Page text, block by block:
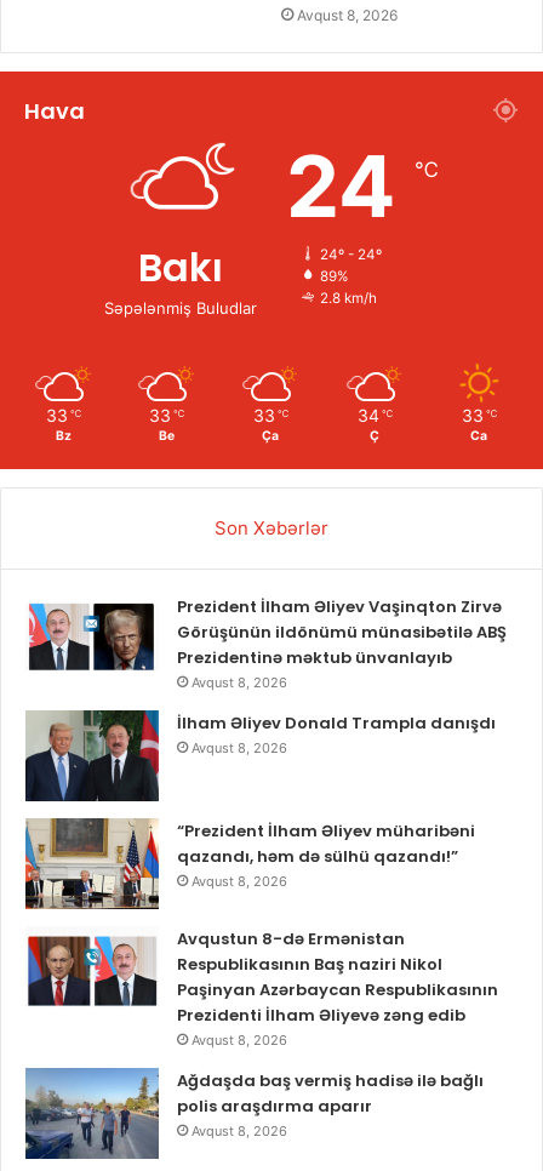
Avqust 8, 2026
Hava
Bakı
Səpələnmiş Buludlar
24 ℃
24º - 24º
89%
2.8 km/h
33 ℃
Bz
33 ℃
Be
33 ℃
Ça
34 ℃
Ç
33 ℃
Ca
Son Xəbərlər
Prezident İlham Əliyev Vaşinqton Zirvə
Görüşünün ildönümü münasibətilə ABŞ
Prezidentinə məktub ünvanlayıb
Avqust 8, 2026
İlham Əliyev Donald Trampla danışdı
Avqust 8, 2026
“Prezident İlham Əliyev müharibəni
qazandı, həm də sülhü qazandı!”
Avqust 8, 2026
Avqustun 8-də Ermənistan
Respublikasının Baş naziri Nikol
Paşinyan Azərbaycan Respublikasının
Prezidenti İlham Əliyevə zəng edib
Avqust 8, 2026
Ağdaşda baş vermiş hadisə ilə bağlı
polis araşdırma aparır
Avqust 8, 2026